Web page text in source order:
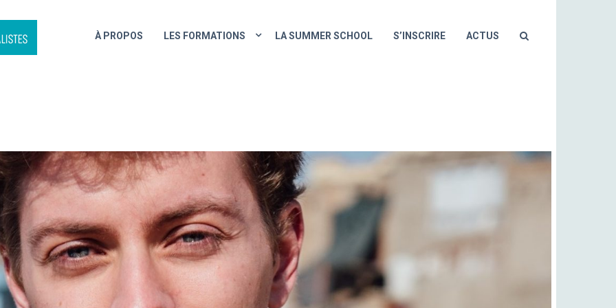
À PROPOS LES FORMATIONS LA SUMMER SCHOOL S’INSCRIRE ACTUS